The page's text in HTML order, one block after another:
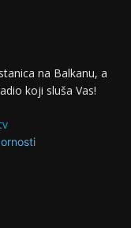
na Balkanu, a
koji sluša Vas!